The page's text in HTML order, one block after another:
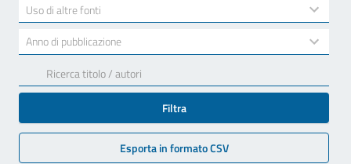
Uso di altre fonti
results
available
Anno di pubblicazione
17
results
available
Filtra
Esporta in formato CSV